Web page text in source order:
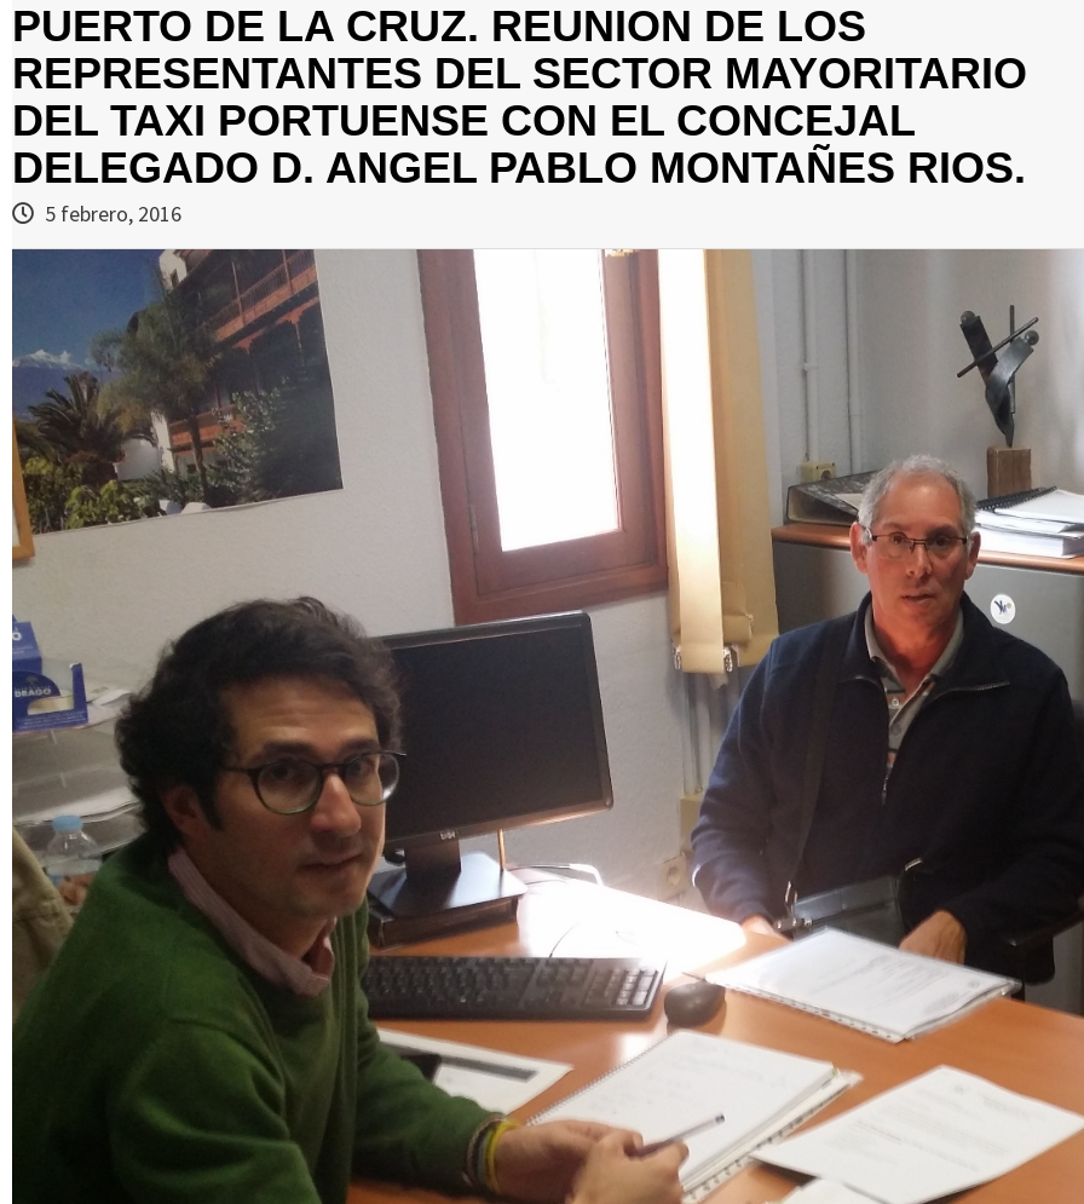
PUERTO DE LA CRUZ. REUNION DE LOS
REPRESENTANTES DEL SECTOR MAYORITARIO
DEL TAXI PORTUENSE CON EL CONCEJAL
DELEGADO D. ANGEL PABLO MONTAÑES RIOS.
5 febrero, 2016